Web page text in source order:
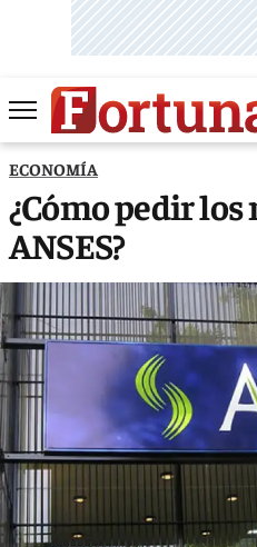
ECONOMÍA
¿Cómo pedir
ANSES?